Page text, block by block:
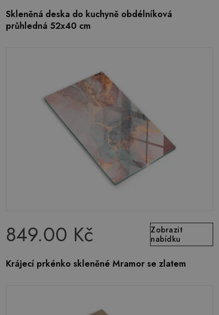
Skleněná deska do kuchyně obdélníková
průhledná 52x40 cm
849.00 Kč
Zobrazit
nabídku
Krájecí prkénko skleněné Mramor se zlatem